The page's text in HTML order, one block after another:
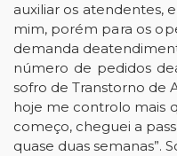
auxiliar os atendentes,
mim, porém para os
demanda de
número de pedidos de
sofro de Transtorno de
hoje me controlo mais
começo, cheguei a
quase duas semanas”.